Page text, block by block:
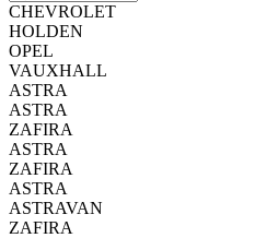
CHEVROLET
HOLDEN
OPEL
VAUXHALL
ASTRA
ASTRA
ZAFIRA
ASTRA
ZAFIRA
ASTRA
ASTRAVAN
ZAFIRA